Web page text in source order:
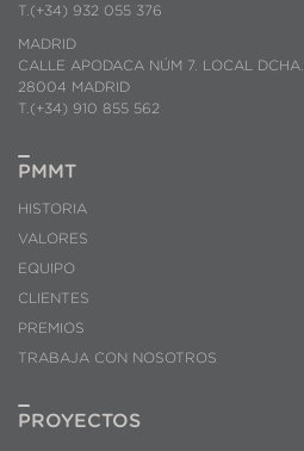
T.(+34) 932 055 376
MADRID
CALLE APODACA NÚM 7. LOCAL DCHA.
28004 MADRID
T.(+34) 910 855 562
PMMT
HISTORIA
VALORES
EQUIPO
CLIENTES
PREMIOS
TRABAJA CON NOSOTROS
PROYECTOS